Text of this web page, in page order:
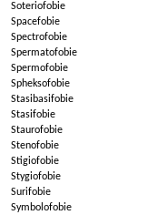
Soteriofobie
Spacefobie
Spectrofobie
Spermatofobie
Spermofobie
Spheksofobie
Stasibasifobie
Stasifobie
Staurofobie
Stenofobie
Stigiofobie
Stygiofobie
Surifobie
Symbolofobie